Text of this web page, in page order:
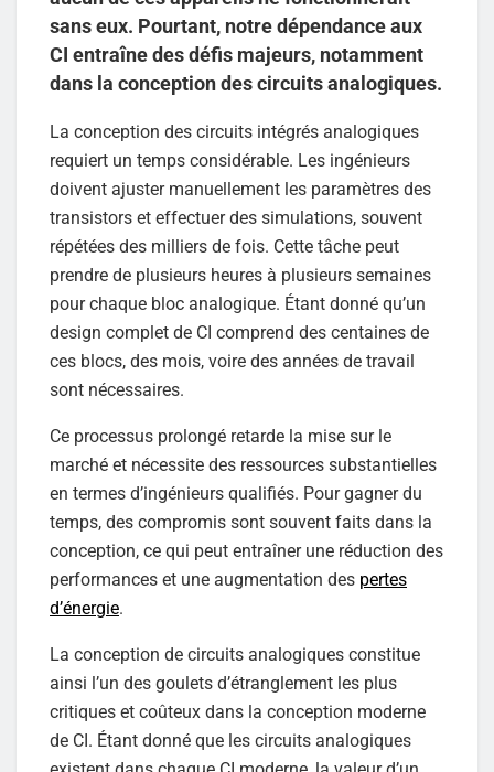
sans eux. Pourtant, notre dépendance aux
CI entraîne des défis majeurs, notamment
dans la conception des circuits analogiques.
La conception des circuits intégrés analogiques
requiert un temps considérable. Les ingénieurs
doivent ajuster manuellement les paramètres des
transistors et effectuer des simulations, souvent
répétées des milliers de fois. Cette tâche peut
prendre de plusieurs heures à plusieurs semaines
pour chaque bloc analogique. Étant donné qu’un
design complet de CI comprend des centaines de
ces blocs, des mois, voire des années de travail
sont nécessaires.
Ce processus prolongé retarde la mise sur le
marché et nécessite des ressources substantielles
en termes d’ingénieurs qualifiés. Pour gagner du
temps, des compromis sont souvent faits dans la
conception, ce qui peut entraîner une réduction des
performances et une augmentation des pertes
d’énergie.
La conception de circuits analogiques constitue
ainsi l’un des goulets d’étranglement les plus
critiques et coûteux dans la conception moderne
de CI. Étant donné que les circuits analogiques